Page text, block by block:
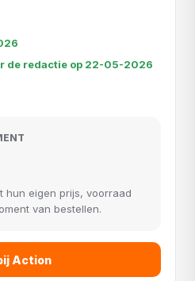
de redactie op 22-05-2026
hun eigen prijs, voorraad
van bestellen.
Action